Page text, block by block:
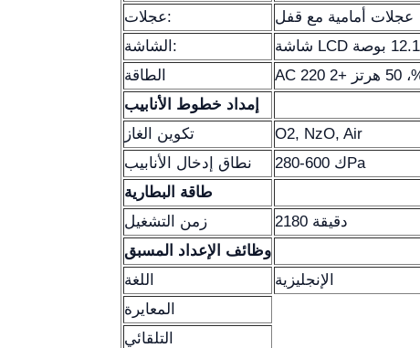
عجلات:
عجلات أمامية مع قفل
الشاشة:
الطاقة
إمداد خطوط الأنابيب
تكوين الغاز
O2, NzO, Air
نطاق إدخال الأنابيب
280-600 كPa
طاقة البطارية
زمن التشغيل
2180 دقيقة
وظائف الإعداد المسبق
اللغة
الإنجليزية
المعايرة
التلقائي